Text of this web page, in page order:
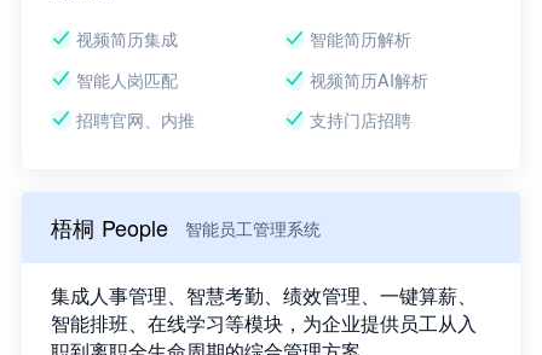
视频简历集成
智能简历解析
智能人岗匹配
视频简历AI解析
招聘官网、内推
支持门店招聘
梧桐 People 智能员工管理系统
集成人事管理、智慧考勤、绩效管理、一键算薪、
智能排班、在线学习等模块，为企业提供员工从入